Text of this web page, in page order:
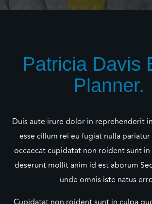
Patricia Davis
Planner.
Duis aute irure dolor in reprehenderit
esse cillum rei eu fugiat nulla
occaecat cupidatat non roident sunt
deserunt mollit anim id est aborum
unde omnis iste natus